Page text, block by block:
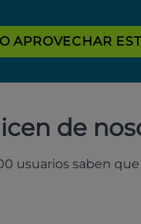
APROVECHAR
de
usuarios saben